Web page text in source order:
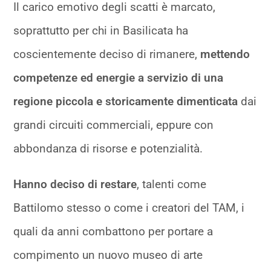
Il carico emotivo degli scatti è marcato,
soprattutto per chi in Basilicata ha
coscientemente deciso di rimanere, mettendo
competenze ed energie a servizio di una
regione piccola e storicamente dimenticata dai
grandi circuiti commerciali, eppure con
abbondanza di risorse e potenzialità.
Hanno deciso di restare, talenti come
Battilomo stesso o come i creatori del TAM, i
quali da anni combattono per portare a
compimento un nuovo museo di arte